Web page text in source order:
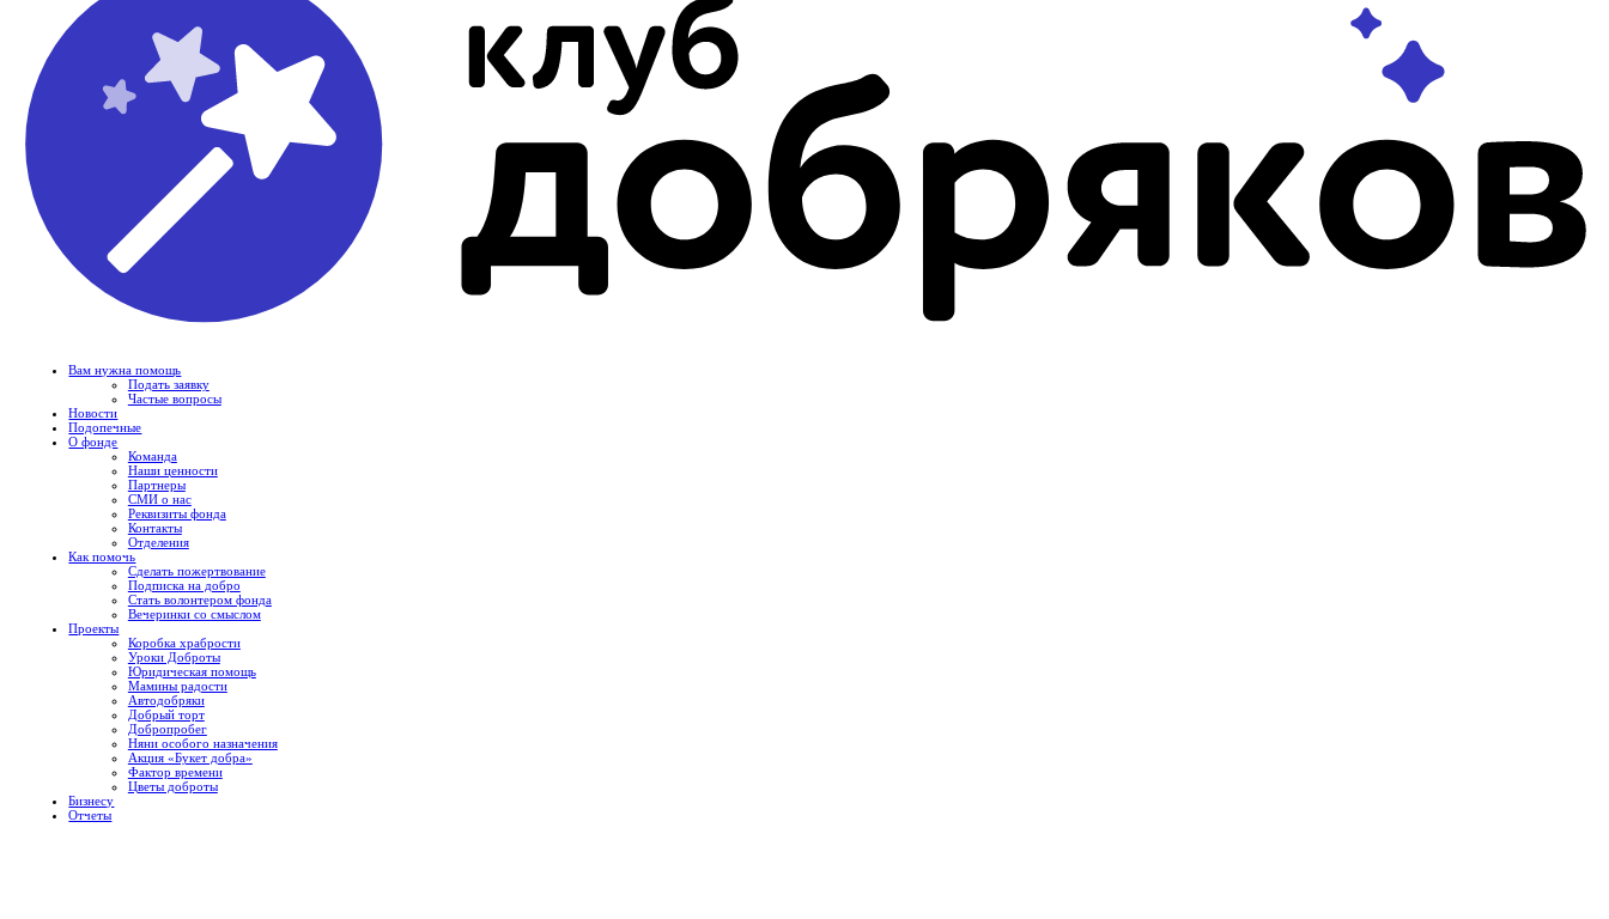
Вам нужна помощь
Подать заявку
Частые вопросы
Новости
Подопечные
О фонде
Команда
Наши ценности
Партнеры
СМИ о нас
Реквизиты фонда
Контакты
Отделения
Как помочь
Сделать пожертвование
Подписка на добро
Стать волонтером фонда
Вечеринки со смыслом
Проекты
Коробка храбрости
Уроки Доброты
Юридическая помощь
Мамины радости
Автодобряки
Добрый торт
Добропробег
Няни особого назначения
Акция «Букет добра»
Фактор времени
Цветы доброты
Бизнесу
Отчеты